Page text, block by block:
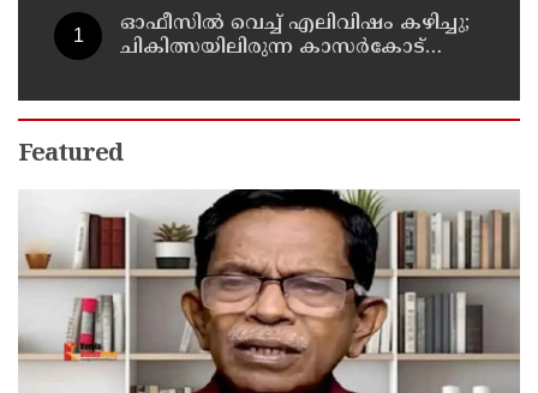
ഓഫീസില്‍ വെച്ച് എലിവിഷം കഴിച്ചു;
ചികിത്സയിലിരുന്ന കാസര്‍കോട്
Featured